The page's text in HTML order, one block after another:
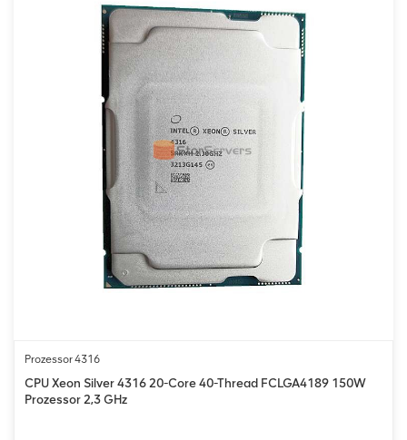
Prozessor 4316
CPU Xeon Silver 4316 20-Core 40-Thread FCLGA4189 150W
Prozessor 2,3 GHz